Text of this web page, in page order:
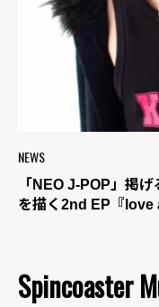
NEWS
「NEO J-POP」掲
を描く2nd EP『love
Spincoaster